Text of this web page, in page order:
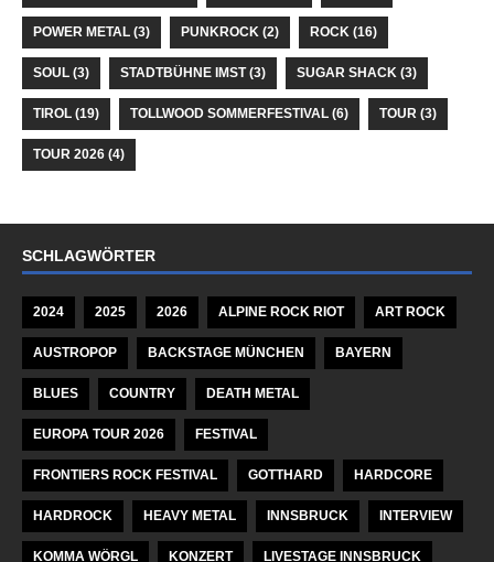
POWER METAL (3) PUNKROCK (2) ROCK (16)
SOUL (3) STADTBÜHNE IMST(3) SUGAR SHACK (3)
TIROL (19) TOLLWOOD SOMMERFESTIVAL (6) TOUR (3)
TOUR 2026 (4)
SCHLAGWÖRTER
2024 2025 2026 ALPINE ROCK RIOT ART ROCK
AUSTROPOP BACKSTAGE MÜNCHEN BAYERN
BLUES COUNTRY DEATH METAL
EUROPA TOUR 2026 FESTIVAL
FRONTIERS ROCK FESTIVAL GOTTHARD HARDCORE
HARDROCK HEAVY METAL INNSBRUCK INTERVIEW
KOMMA WÖRGL KONZERT LIVESTAGE INNSBRUCK